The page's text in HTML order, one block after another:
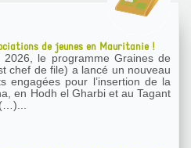
de jeunes en Mauritanie !
le programme Graines de
chef de file) a lancé un nouveau
engagées pour l’insertion de la
en Hodh el Gharbi et au Tagant